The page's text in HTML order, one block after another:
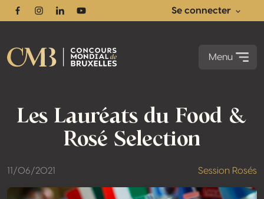
FacebookInstagram
LinkedinYoutube
Se connecter
Menu
Les Lauréats du Food &
Rosé Selection
11/06/2021 Session Rosés